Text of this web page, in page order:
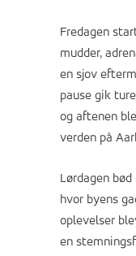
Fredagen
mudder,
en sjov
pause gik
og aftenen
verden på
Lørdagen
hvor byens
oplevelser
en